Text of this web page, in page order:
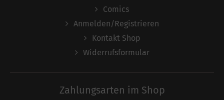
Comics
Anmelden/Registrieren
Kontakt Shop
Widerrufsformular
Zahlungsarten im Shop